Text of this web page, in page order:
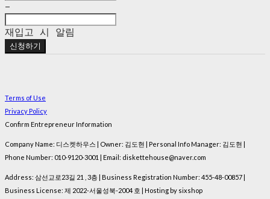
-
재입고 시 알림
신청하기
Terms of Use
Privacy Policy
Confirm Entrepreneur Information
Company Name: 디스켓하우스 | Owner: 김도현 | Personal Info Manager: 김도현 |
Phone Number: 010-9120-3001 | Email: diskettehouse@naver.com
Address: 삼선교로23길 21 , 3층 | Business Registration Number: 455-48-00857
Business License: 제 2022-서울성북-2004 호 | Hosting by sixshop